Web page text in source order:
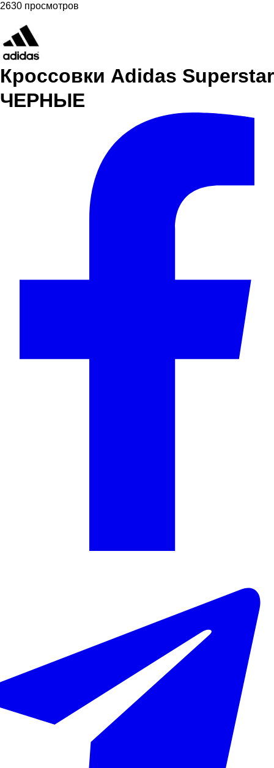
2630 просмотров
Кроссовки Adidas Superstar
ЧЕРНЫЕ